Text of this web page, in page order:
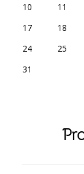
10
11
17
18
24
25
31